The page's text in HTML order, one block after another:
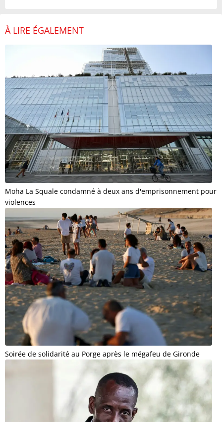
À LIRE ÉGALEMENT
Moha La Squale condamné à deux ans d'emprisonnement pour
violences
Soirée de solidarité au Porge après le mégafeu de Gironde